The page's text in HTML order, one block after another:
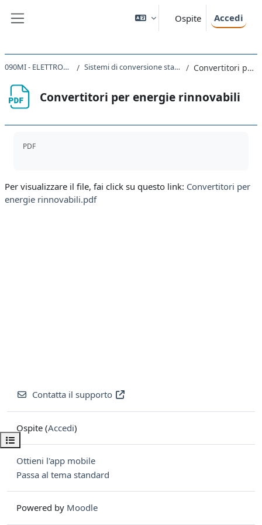
Ospite Accedi
Apri indice del corso
090MI - ELETTRONICA DI POTENZA 2020 Sistemi di conversione statica per fonti di energia rinnovabili Convertitori per energie rinnovabili
Convertitori per energie rinnovabili
PDF
Per visualizzare il file, fai click su questo link: Convertitori per
energie rinnovabili.pdf
Contatta il supporto
Ospite (Accedi)
Ottieni l'app mobile
Passa al tema standard
Powered by Moodle